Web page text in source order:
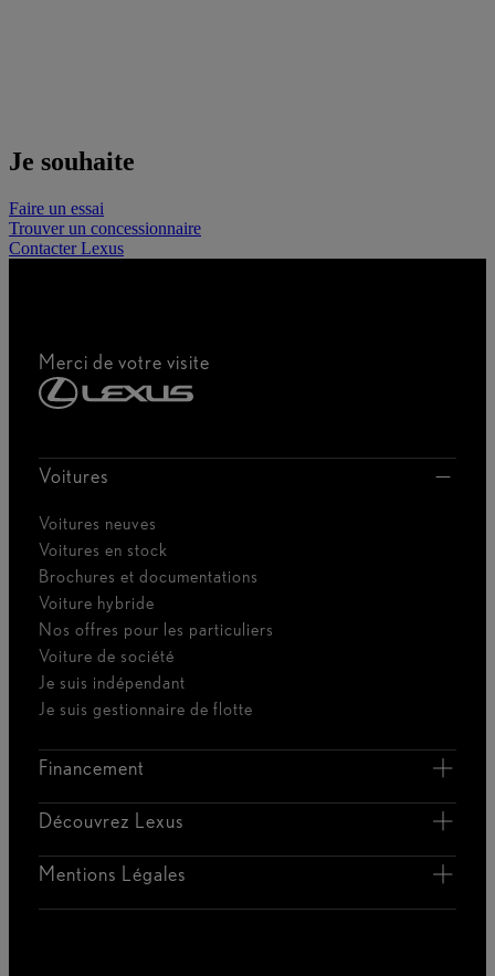
Je souhaite
Faire un essai
Trouver un concessionnaire
Contacter Lexus
Merci de votre visite
Voitures
Voitures neuves
Voitures en stock
Brochures et documentations
Voiture hybride
Nos offres pour les particuliers
Voiture de société
Je suis indépendant
Je suis gestionnaire de flotte
Financement
Découvrez Lexus
Mentions Légales